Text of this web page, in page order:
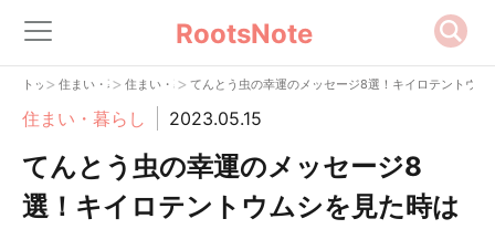
RootsNote
トップ
> 住まい・暮らし
> 住まい・暮らし
> てんとう虫の幸運のメッセージ8選！キイロテントウ
住まい・暮らし 2023.05.15
てんとう虫の幸運のメッセージ8
選！キイロテントウムシを見た時は